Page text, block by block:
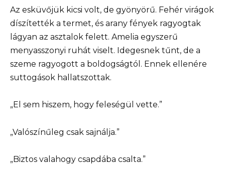
Az esküvőjük kicsi volt, de gyönyörű. Fehér virágok
díszítették a termet, és arany fények ragyogtak
lágyan az asztalok felett. Amelia egyszerű
menyasszonyi ruhát viselt. Idegesnek tűnt, de a
szeme ragyogott a boldogságtól. Ennek ellenére
suttogások hallatszottak.
„El sem hiszem, hogy feleségül vette.”
„Valószínűleg csak sajnálja.”
„Biztos valahogy csapdába csalta.”